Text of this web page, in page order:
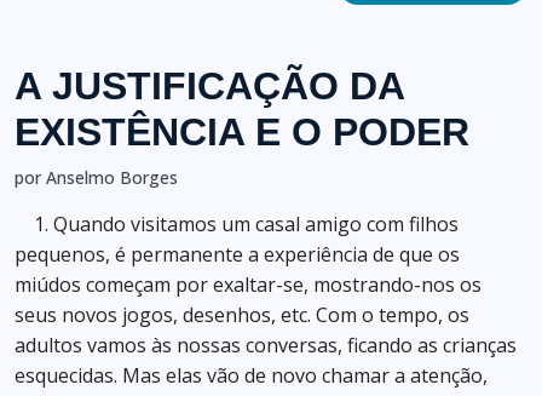
A JUSTIFICAÇÃO DA
EXISTÊNCIA E O PODER
por Anselmo Borges
1. Quando visitamos um casal amigo com filhos
pequenos, é permanente a experiência de que os
miúdos começam por exaltar-se, mostrando-nos os
seus novos jogos, desenhos, etc. Com o tempo, os
adultos vamos às nossas conversas, ficando as crianças
esquecidas. Mas elas vão de novo chamar a atenção,